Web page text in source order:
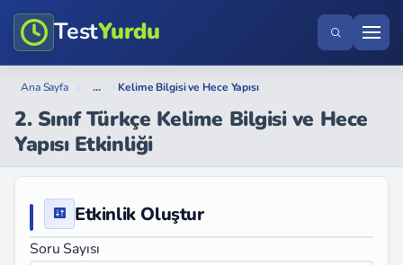
TestYurdu
Ana Sayfa › ... › Kelime Bilgisi ve Hece Yapısı
2. Sınıf Türkçe Kelime Bilgisi ve Hece
Yapısı Etkinliği
Etkinlik Oluştur
Soru Sayısı